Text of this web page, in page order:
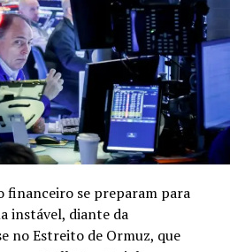
PUIG.MERCADO QUER
eleição em distrito de
financeiro se preparam para
instável, diante da
no Estreito de Ormuz, que